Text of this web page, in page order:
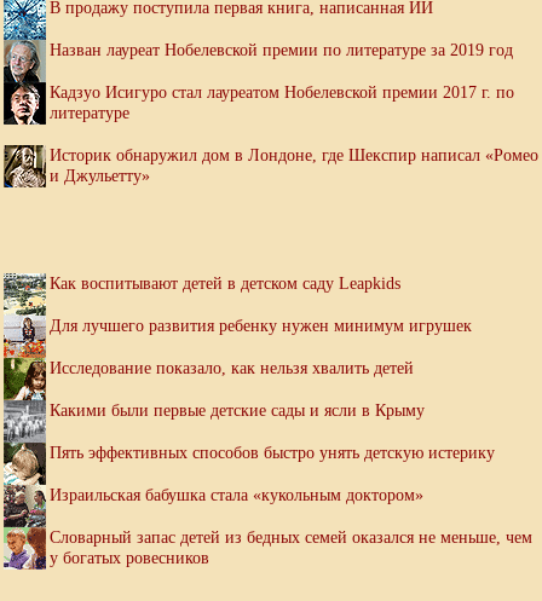
В продажу поступила первая книга, написанная ИИ
Назван лауреат Нобелевской премии по литературе за 2019 год
Кадзуо Исигуро стал лауреатом Нобелевской премии 2017 г. по
литературе
Историк обнаружил дом в Лондоне, где Шекспир написал «Ромео
и Джульетту»
Как воспитывают детей в детском саду Leapkids
Для лучшего развития ребенку нужен минимум игрушек
Исследование показало, как нельзя хвалить детей
Какими были первые детские сады и ясли в Крыму
Пять эффективных способов быстро унять детскую истерику
Израильская бабушка стала «кукольным доктором»
Словарный запас детей из бедных семей оказался не меньше, чем
у богатых ровесников